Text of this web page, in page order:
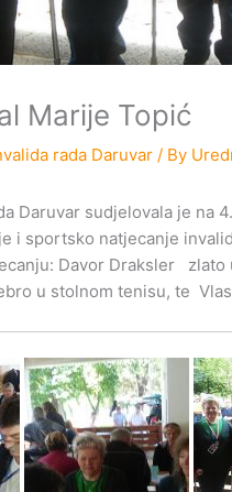
Marije Topić
rada Daruvar / By
Daruvar sudjelovala je na
i sportsko natjecanje
Davor Draksler
u stolnom tenisu, te